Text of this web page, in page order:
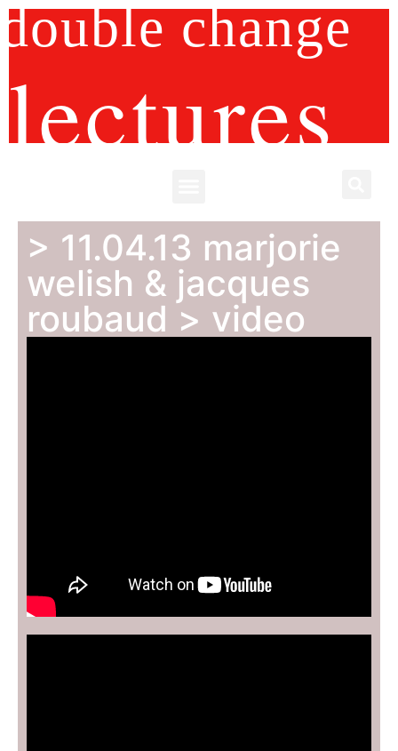
double change
lectures
> 11.04.13 marjorie
welish & jacques
roubaud > video